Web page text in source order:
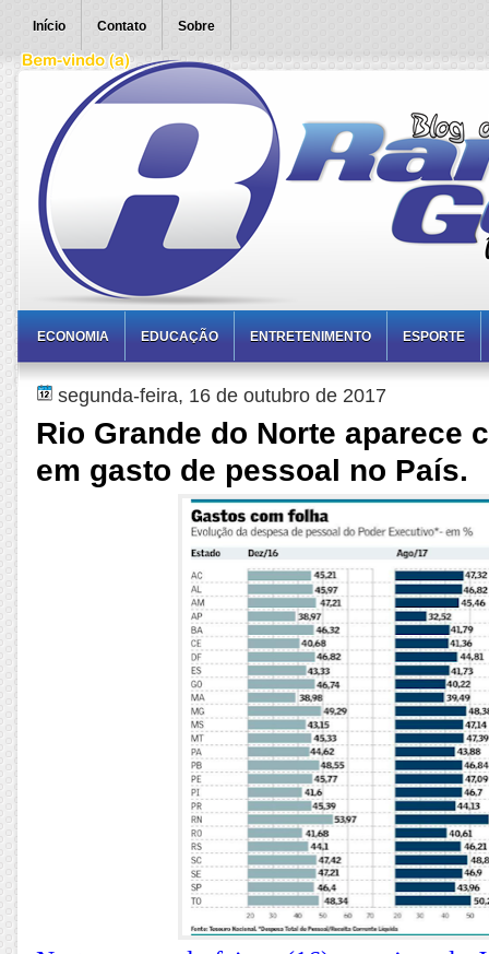
Início Contato Sobre
ECONOMIA EDUCAÇÃO ENTRETENIMENTO ESPORTE
segunda-feira, 16 de outubro de 2017
Rio Grande do Norte aparece
em gasto de pessoal no País.